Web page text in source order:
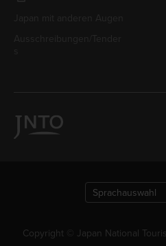
Copyright © Japan National